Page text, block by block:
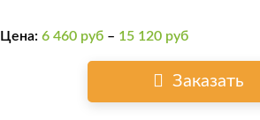
Цена: 6 460 руб – 15 120 руб
Заказать